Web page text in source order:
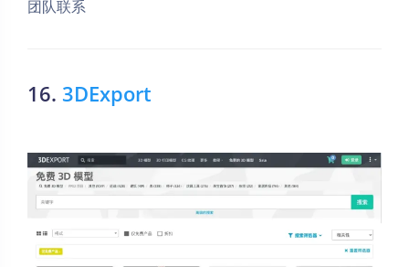
团队联系
16. 3DExport